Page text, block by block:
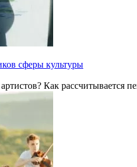
сферы культуры
Как рассчитывается